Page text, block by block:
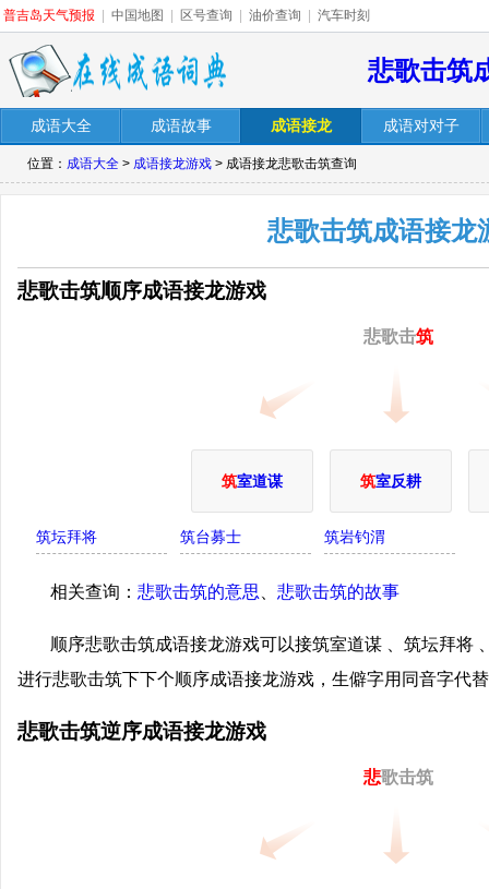
普吉岛天气预报 中国地图 区号查询 油价查询 汽车时刻
悲歌击筑
成语大全 成语故事 成语接龙 成语对对子
位置： 成语大全 > 成语接龙游戏 > 成语接龙悲歌击筑查询
悲歌击筑成语接龙
悲歌击筑顺序成语接龙游戏
悲歌击筑
筑室道谋 筑室反耕
筑坛拜将 筑台募士 筑岩钓渭
相关查询： 悲歌击筑的意思 悲歌击筑的故事
顺序悲歌击筑成语接龙游戏可以接筑室道谋 、筑坛拜将
进行悲歌击筑下下个顺序成语接龙游戏，生僻字用同音字代
悲歌击筑逆序成语接龙游戏
悲歌击筑